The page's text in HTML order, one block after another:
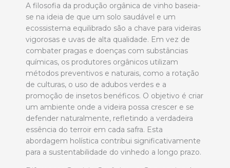
A filosofia da produção orgânica de vinho baseia-
se na ideia de que um solo saudável e um
ecossistema equilibrado são a chave para videiras
vigorosas e uvas de alta qualidade. Em vez de
combater pragas e doenças com substâncias
químicas, os produtores orgânicos utilizam
métodos preventivos e naturais, como a rotação
de culturas, o uso de adubos verdes e a
promoção de insetos benéficos. O objetivo é criar
um ambiente onde a videira possa crescer e se
defender naturalmente, refletindo a verdadeira
essência do terroir em cada safra. Esta
abordagem holística contribui significativamente
para a sustentabilidade do vinhedo a longo prazo.